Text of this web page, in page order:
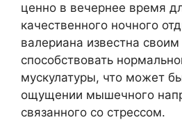
ценно в вечернее время
качественного ночного
валериана известна
способствовать
мускулатуры, что может
ощущении мышечного
связанного со стрессом.